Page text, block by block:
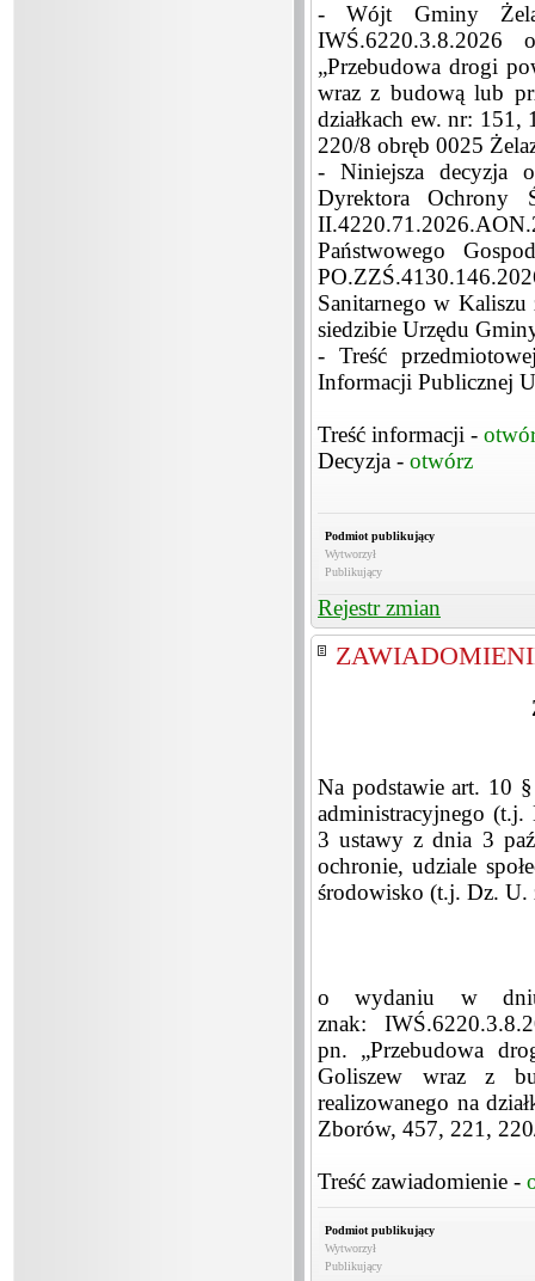
- Wójt Gminy
IWŚ.6220.3.8.2026
„Przebudowa drogi
wraz z budową lub
działkach ew. nr:
220/8 obręb 0025
- Niniejsza decyzja
Dyrektora Ochrony
Państwowego
Sanitarnego w
siedzibie Urzędu
- Treść
Informacji Publicznej
Treść informacji -
Decyzja - otwórz
Podmiot publikujący
Wytworzył
Publikujący
Rejestr zmian
Na podstawie art. 10
administracyjnego
3 ustawy z dnia 3
ochronie, udziale
środowisko (t.j. Dz. U.
o wydaniu w
znak:
pn. „Przebudowa
Goliszew wraz z
realizowanego na
Zborów, 457, 221,
Treść zawiadomienie -
Podmiot publikujący
Wytworzył
Publikujący